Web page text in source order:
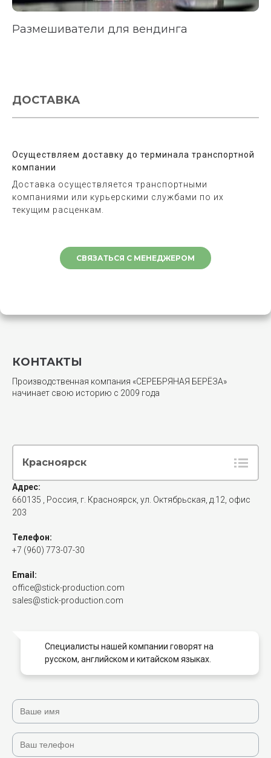
Размешиватели для вендинга
ДОСТАВКА
Осуществляем доставку до терминала транспортной
компании
Доставка осуществляется транспортными
компаниями или курьерскими службами по их
текущим расценкам.
СВЯЗАТЬСЯ С МЕНЕДЖЕРОМ
КОНТАКТЫ
Производственная компания «СЕРЕБРЯНАЯ БЕРЁЗА»
начинает свою историю с 2009 года
Красноярск
Адрес:
660135
, Россия, г. Красноярск ул. Октябрьская, д.12, офис
203
Телефон:
+7 (960) 773-07-30
Email:
office@stick-production.com
sales@stick-production.com
Специалисты нашей компании говорят на
русском, английском и китайском языках.